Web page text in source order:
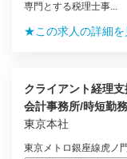
専門とする税理士事...
★この求人の詳細を
クライアント経理
会計事務所/時短勤
東京本社
東京メトロ銀座線虎ノ